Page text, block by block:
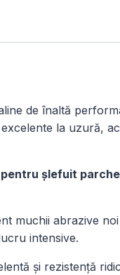
|
buc.
de înaltă
la uzură,
șlefuit
muchii abrazive
intensive.
și rezistență